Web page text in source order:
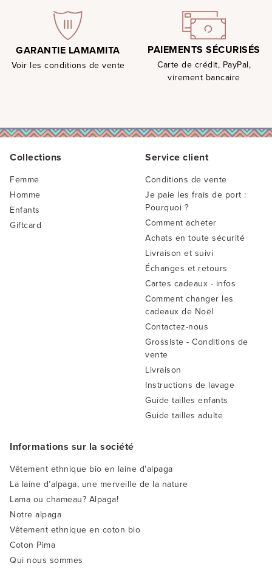
GARANTIE LAMAMITA
Voir les conditions de vente
PAIEMENTS SÉCURISÉS
Carte de crédit, PayPal,
virement bancaire
Collections
Femme
Homme
Enfants
Giftcard
Informations sur la société
Vêtement ethnique bio en laine d'alpaga
La laine d’alpaga, une merveille de la nature
Lama ou chameau? Alpaga!
Notre alpaga
Vêtement ethnique en coton bio
Coton Pima
Qui nous sommes
Service client
Conditions de vente
Je paie les frais de port :
Pourquoi ?
Comment acheter
Achats en toute sécurité
Livraison et suivi
Échanges et retours
Cartes cadeaux - infos
Comment changer les
cadeaux de Noël
Contactez-nous
Grossiste - Conditions de
vente
Livraison
Instructions de lavage
Guide tailles enfants
Guide tailles adulte